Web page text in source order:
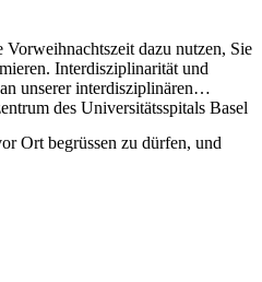
Vorweihnachtszeit dazu nutzen, Sie
Interdisziplinarität und
unserer interdisziplinären
des Universitätsspitals Basel
Ort begrüssen zu dürfen, und